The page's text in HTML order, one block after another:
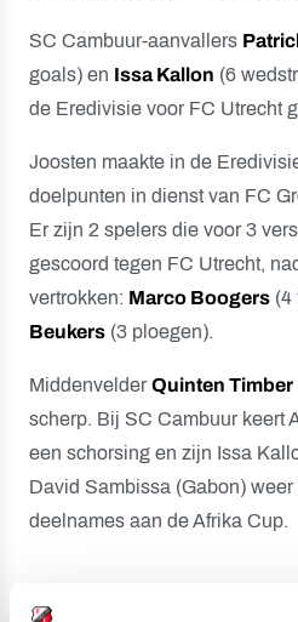
SC Cambuur-aanvallers
goals) en Issa Kallon (6
de Eredivisie voor FC Utrecht
Joosten maakte in de
doelpunten in dienst van FC
Er zijn 2 spelers die voor 3
gescoord tegen FC Utrecht,
vertrokken: Marco Boogers (4
Beukers (3 ploegen).
MiddenvelderQuinten Timber
scherp. Bij SC Cambuur keert
een schorsing en zijn Issa
David Sambissa (Gabon)
deelnames aan de Afrika Cup.